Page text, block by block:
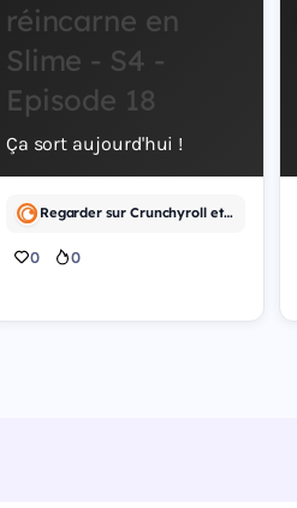
réincarne en
Slime - S4 -
Episode 18
Ça sort aujourd'hui !
Regarder sur Crunchyroll et 8 autres
0 0